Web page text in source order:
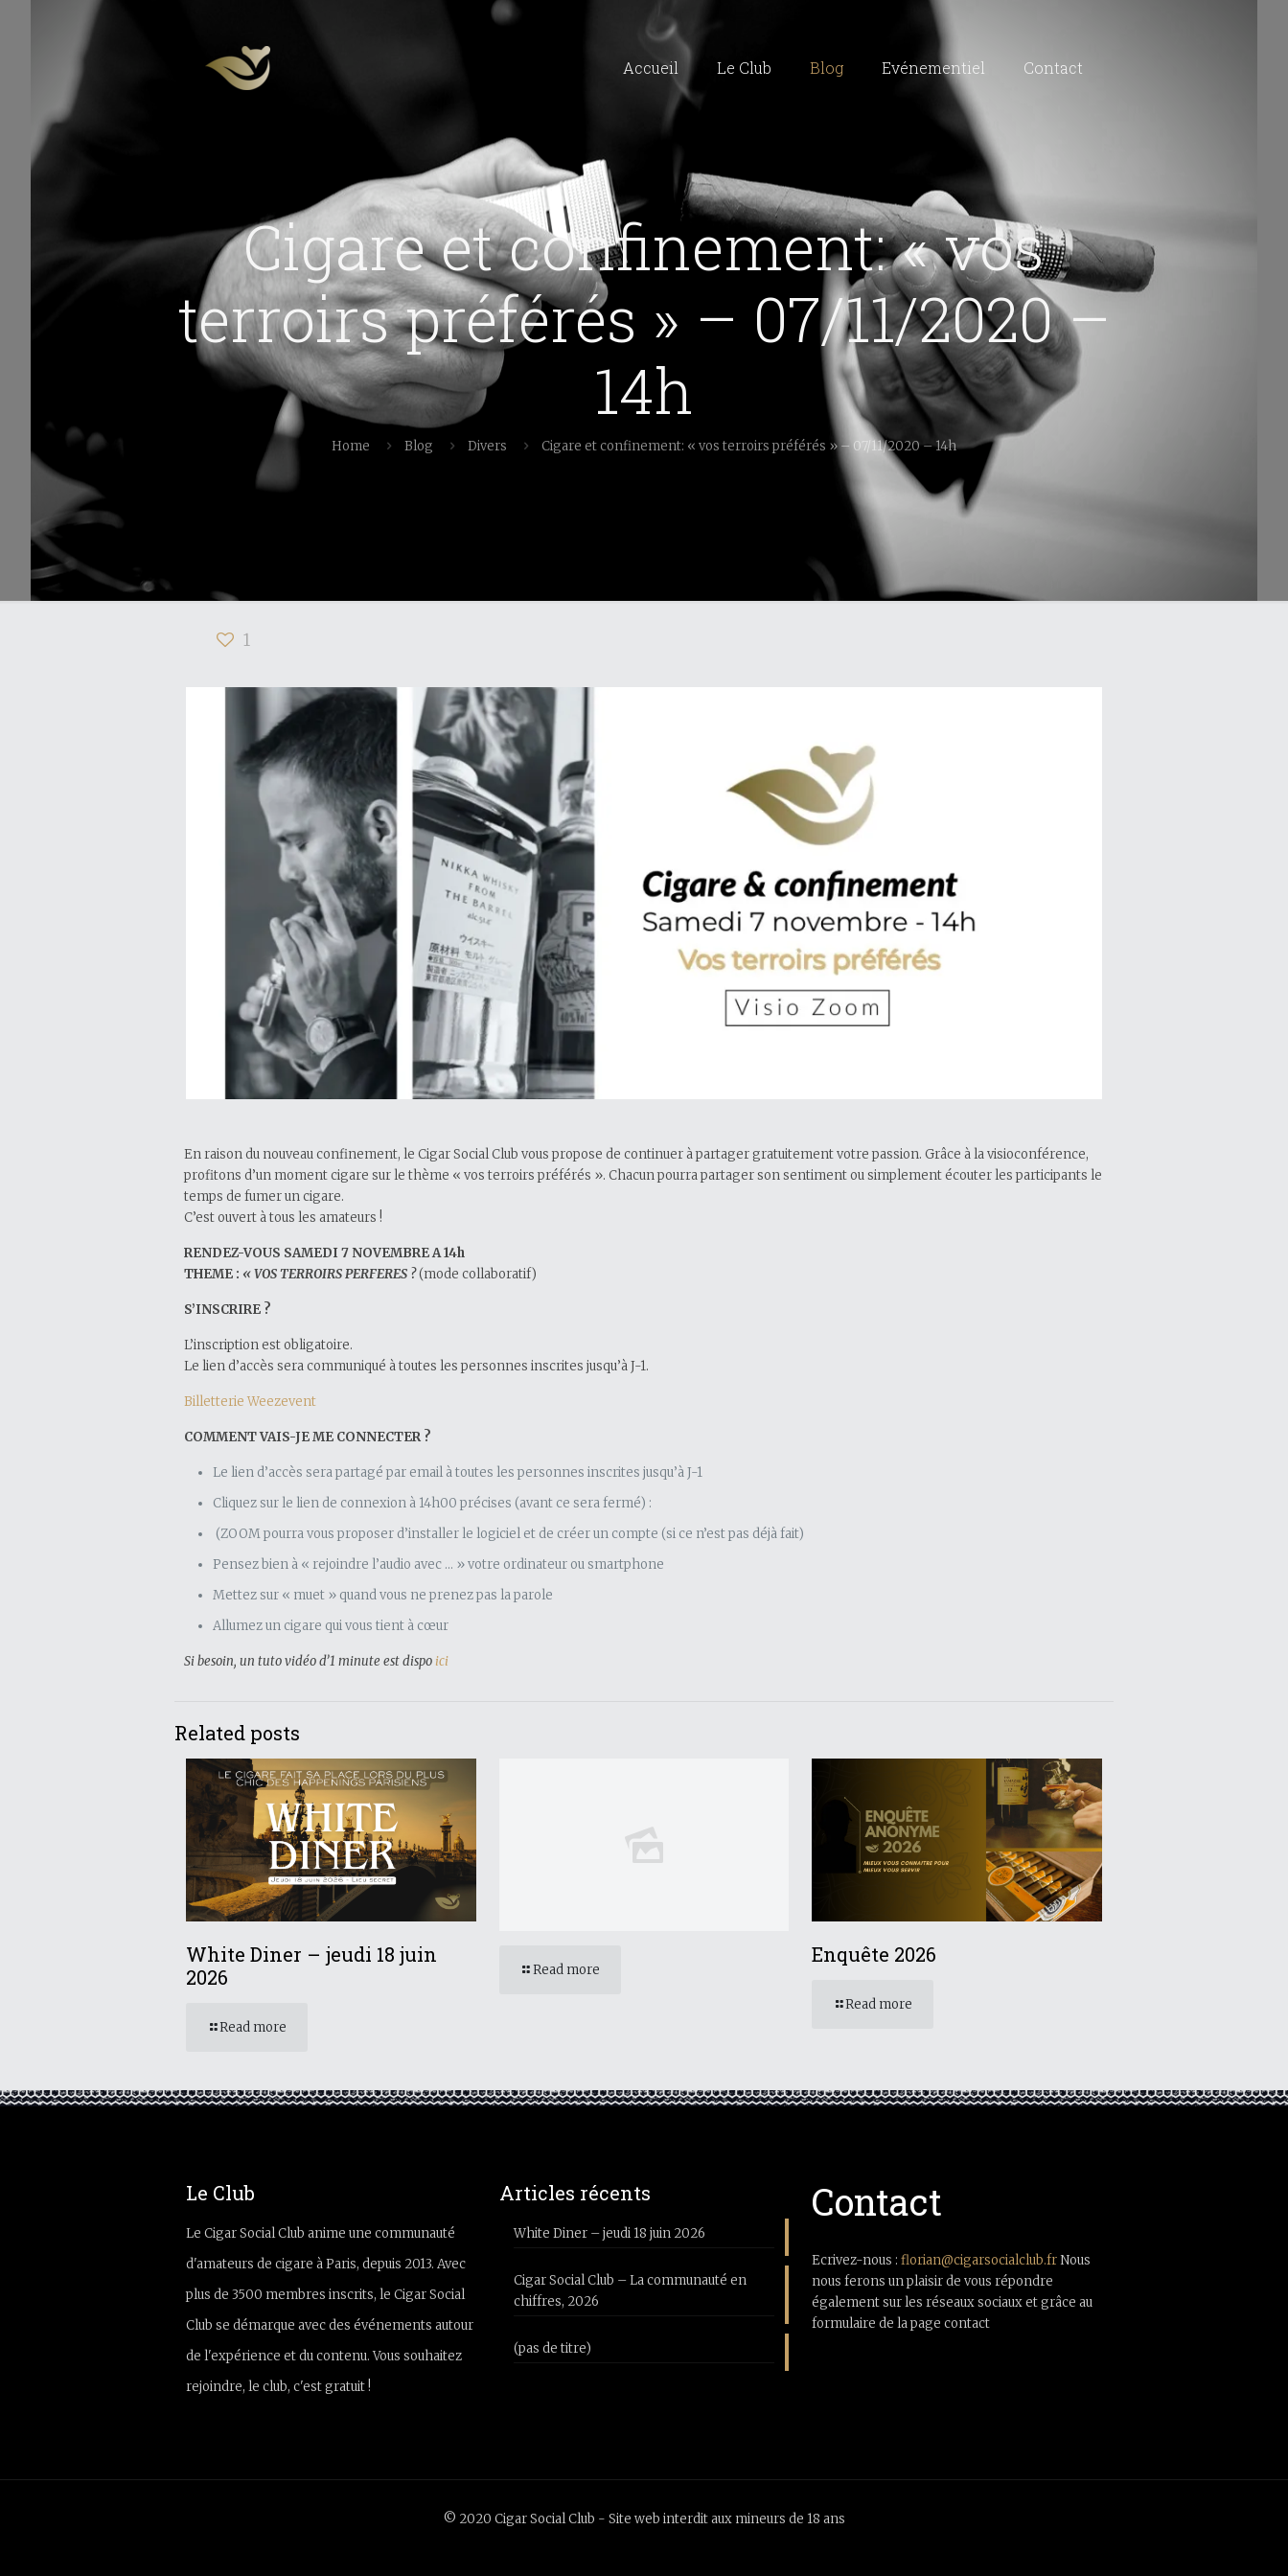
Accueil Le Club Blog Evénementiel Contact
Cigare et confinement: « vos
terroirs préférés » – 07/11/2020 –
14h
Home Blog Divers Cigare et confinement: « vos terroirs préférés » – 07/11/2020 – 14h
1
En raison du nouveau confinement, le Cigar Social Club vous propose de continuer à partager gratuitement votre passion. Grâce à la visioconférence,
profitons d’un moment cigare sur le thème « vos terroirs préférés ». Chacun pourra partager son sentiment ou simplement écouter les participants le
temps de fumer un cigare.
C’est ouvert à tous les amateurs !
RENDEZ-VOUS SAMEDI 7 NOVEMBRE A 14h
THEME : « VOS TERROIRS PERFERES ?(mode collaboratif)
S’INSCRIRE ?
L’inscription est obligatoire.
Le lien d’accès sera communiqué à toutes les personnes inscrites jusqu’à J-1.
Billetterie Weezevent
COMMENT VAIS-JE ME CONNECTER ?
Le lien d’accès sera partagé par email à toutes les personnes inscrites jusqu’à J-1
Cliquez sur le lien de connexion à 14h00 précises (avant ce sera fermé) :
(ZOOM pourra vous proposer d’installer le logiciel et de créer un compte (si ce n’est pas déjà fait)
Pensez bien à « rejoindre l’audio avec … » votre ordinateur ou smartphone
Mettez sur « muet » quand vous ne prenez pas la parole
Allumez un cigare qui vous tient à cœur
Si besoin, un tuto vidéo d’1 minute est dispo ici
Related posts
White Diner – jeudi 18 juin
2026
Read more
Read more
Enquête 2026
Read more
Le Club
Le Cigar Social Club anime une communauté
d'amateurs de cigare à Paris, depuis 2013. Avec
plus de 3500 membres inscrits, le Cigar Social
Club se démarque avec des événements autour
de l'expérience et du contenu. Vous souhaitez
rejoindre, le club, c'est gratuit !
Articles récents
White Diner – jeudi 18 juin 2026
Cigar Social Club – La communauté en
chiffres, 2026
(pas de titre)
Contact
Ecrivez-nous :florian@cigarsocialclub.frNous
nous ferons un plaisir de vous répondre
également sur les réseaux sociaux et grâce au
formulaire de la page contact
© 2020 Cigar Social Club - Site web interdit aux mineurs de 18 ans